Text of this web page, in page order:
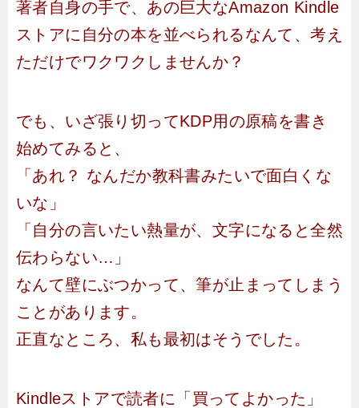
著者自身の手で、あの巨大なAmazon Kindle
ストアに自分の本を並べられるなんて、考え
ただけでワクワクしませんか？
でも、いざ張り切ってKDP用の原稿を書き
始めてみると、
「あれ？ なんだか教科書みたいで面白くな
いな」
「自分の言いたい熱量が、文字になると全然
伝わらない…」
なんて壁にぶつかって、筆が止まってしまう
ことがあります。
正直なところ、私も最初はそうでした。
Kindleストアで読者に「買ってよかった」